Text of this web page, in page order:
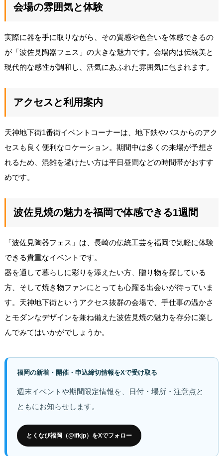
会場の雰囲気と体験
実際に器を手に取りながら、その質感や色合いを体感できるの
が「波佐見陶器フェス」の大きな魅力です。会場内は伝統美と
現代的な感性が調和し、活気にあふれた雰囲気に包まれます。
アクセスと利用案内
天神地下街1番街イベントコーナーは、地下鉄やバスからのアク
セスも良く便利なロケーション。期間中は多くの来場が予想さ
れるため、混雑を避けたい方は平日昼間などの時間帯がおすす
めです。
波佐見焼の魅力を福岡で体感できる1週間
「波佐見陶器フェス」は、長崎の伝統工芸を福岡で気軽に体験
できる貴重なイベントです。
器を通して暮らしに彩りを添えたい方、贈り物を探している
方、そして焼き物ファンにとっても心躍る出会いが待っていま
す。天神地下街というアクセス抜群の会場で、手仕事の温かさ
とモダンなデザインを兼ね備えた波佐見焼の魅力を存分に楽し
んでみてはいかがでしょうか。
福岡の新着・開催・申込締切情報をXで受け取る
週末イベントや期間限定情報を、日付・場所・注意点と
ともにお知らせします。
とくなび福岡（@ifkjp）をXでフォロー